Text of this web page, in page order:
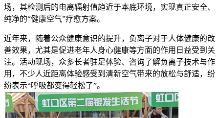
场，其检测后的电离辐射值趋近于本底环境，实现真正安全、
纯净的“健康空气”疗愈方案。
近年来，随着公众健康意识的提升，负离子对于人体健康的改
善效果，尤其是促进老年人身心健康等方面的作用日益受到关
注。活动现场，众多长者驻足体验、咨询了解负离子技术与作
用，不少人近距离体验感受到清新空气带来的放松与舒适，纷
纷表示“呼吸都变得轻松了”。